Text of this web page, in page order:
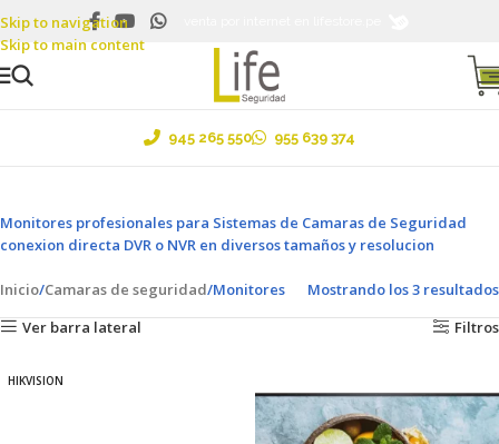
Skip to navigation
Skip to main content
Ventas al por mayor y menor ....¡Envíos a todo el Perú!
945 265 550 955 639 374
Monitores profesionales para Sistemas de Camaras de Seguridad
conexion directa DVR o NVR en diversos tamaños y resolucion
Inicio Camaras de seguridad Monitores
Mostrando los 3 resultados
Ver barra lateral
Filtros
HIKVISION